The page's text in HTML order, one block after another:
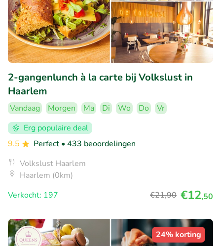
2-gangenlunch à la carte bij Volkslust in
Haarlem
Vandaag Morgen Ma Di Wo Do
Vr
Erg populaire deal
9.5
Perfect • 433 beoordelingen
Volkslust Haarlem
Haarlem (0km)
Verkocht: 197
€21,90 €12,50
24% korting